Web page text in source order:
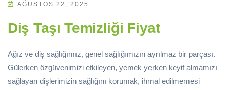
AĞUSTOS 22, 2025
Diş Taşı Temizliği Fiyat
Ağız ve diş sağlığımız, genel sağlığımızın ayrılmaz bir parçası.
Gülerken özgüvenimizi etkileyen, yemek yerken keyif almamızı
sağlayan dişlerimizin sağlığını korumak, ihmal edilmemesi